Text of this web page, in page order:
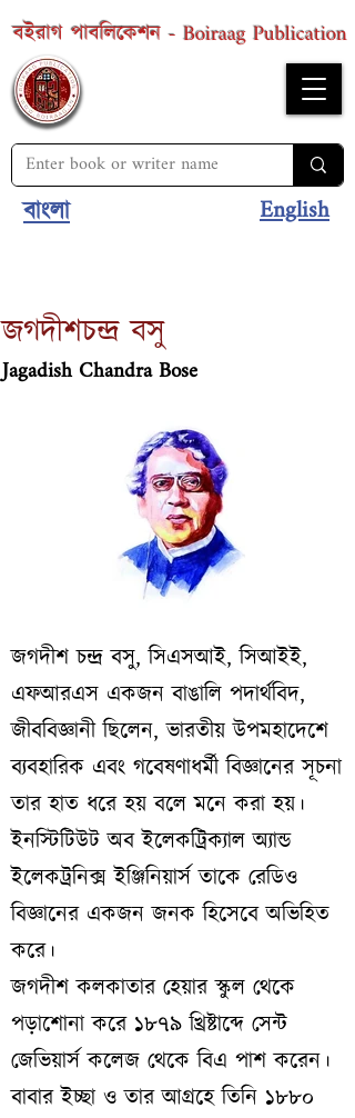
বইরাগ পাবলিকেশন - Boiraag Publication
বাংলা English
জগদীশচন্দ্র বসু
Jagadish Chandra Bose
জগদীশ চন্দ্র বসু, সিএসআই, সিআইই,
এফআরএস একজন বাঙালি পদার্থবিদ,
জীববিজ্ঞানী ছিলেন, ভারতীয় উপমহাদেশে
ব্যবহারিক এবং গবেষণাধর্মী বিজ্ঞানের সূচনা
তার হাত ধরে হয় বলে মনে করা হয়।
ইনস্টিটিউট অব ইলেকট্রিক্যাল অ্যান্ড
ইলেকট্রনিক্স ইঞ্জিনিয়ার্স তাকে রেডিও
বিজ্ঞানের একজন জনক হিসেবে অভিহিত
করে।
জগদীশ কলকাতার হেয়ার স্কুল থেকে
পড়াশোনা করে ১৮৭৯ খ্রিষ্টাব্দে সেন্ট
জেভিয়ার্স কলেজ থেকে বিএ পাশ করেন।
বাবার ইচ্ছা ও তার আগ্রহে তিনি ১৮৮০